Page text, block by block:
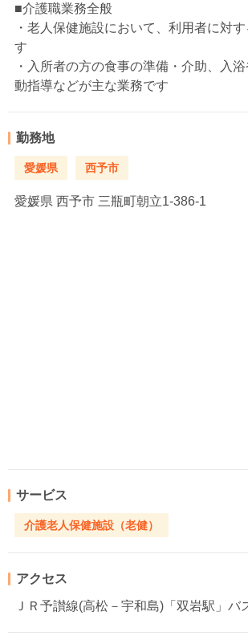
■介護職業務全般
・老人保健施設において、利用者に対
す
・入所者の方の食事の準備・介助、入
動指導などが主な業務です
勤務地
愛媛県 西予市
愛媛県 西予市 三瓶町朝立1-386-1
サービス
介護老人保健施設（老健）
アクセス
ＪＲ予讃線(高松－宇和島)「双岩駅」バ